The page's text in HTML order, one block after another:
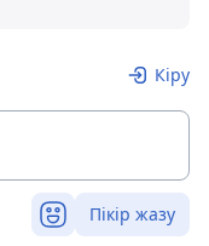
Кіру
Пікір жазу